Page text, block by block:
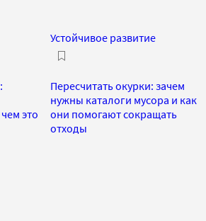
это
Устойчивое развитие
Пересчитать окурки: зачем
нужны каталоги мусора и как
они помогают сокращать
отходы